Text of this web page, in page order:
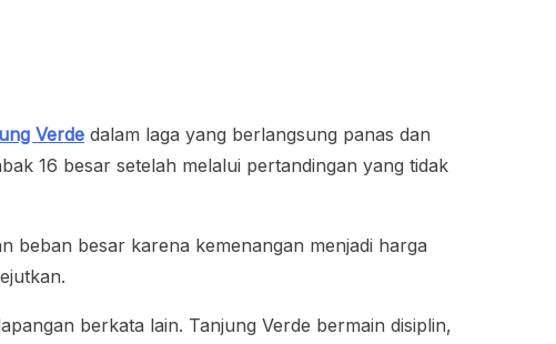
Verde dalam laga yang berlangsung panas dan
16 besar setelah melalui pertandingan yang tidak
beban besar karena kemenangan menjadi harga
berkata lain. Tanjung Verde bermain disiplin,